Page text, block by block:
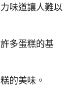
味道讓人難以
多蛋糕的基
的美味。